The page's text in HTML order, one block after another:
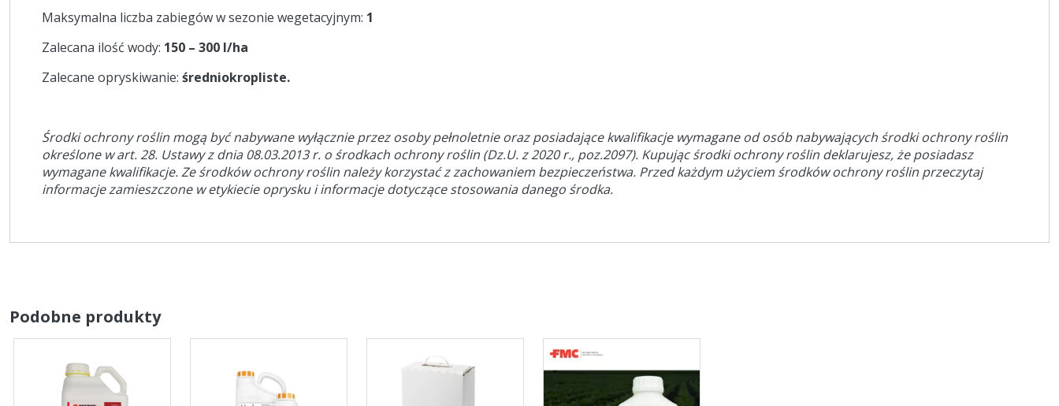
Maksymalna liczba zabiegów w sezonie wegetacyjnym: 1
Zalecana ilość wody: 150 – 300 l/ha
Zalecane opryskiwanie: średniokropliste.
Środki ochrony roślin mogą być nabywane wyłącznie przez osoby pełnoletnie oraz posiadające kwalifikacje wymagane od osób nabywających środki ochrony roślin
określone w art. 28. Ustawy z dnia 08.03.2013 r. o środkach ochrony roślin (Dz.U. z 2020 r., poz.2097). Kupując środki ochrony roślin deklarujesz, że posiadasz
wymagane kwalifikacje. Ze środków ochrony roślin należy korzystać z zachowaniem bezpieczeństwa. Przed każdym użyciem środków ochrony roślin przeczytaj
informacje zamieszczone w etykiecie oprysku i informacje dotyczące stosowania danego środka.
Podobne produkty
ma
wiele